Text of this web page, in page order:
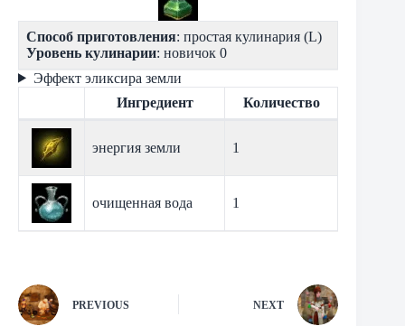
Способ приготовления: простая кулинария (L)
Уровень кулинарии: новичок 0
Эффект эликсира земли
Ингредиент
Количество
энергия земли 1
очищенная вода 1
PREVIOUS NEXT